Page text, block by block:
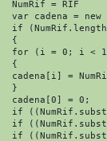
NumRif = RIF
var cadena =
if
{
for (i = 0; i <
{
cadena[i] =
}
cadena[0] = 0;
if
if
if